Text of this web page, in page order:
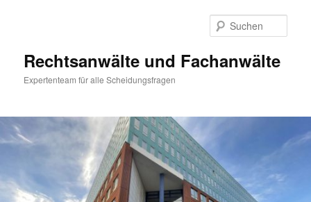
Rechtsanwälte und Fachanwälte
Expertenteam für alle Scheidungsfragen